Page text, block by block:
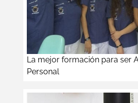
La mejor formación para ser
Personal